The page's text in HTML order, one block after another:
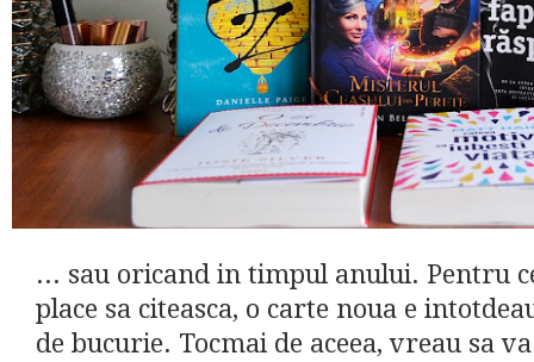
... sau oricand in timpul anului. Pentru
place sa citeasca, o carte noua e
de bucurie. Tocmai de aceea, vreau sa